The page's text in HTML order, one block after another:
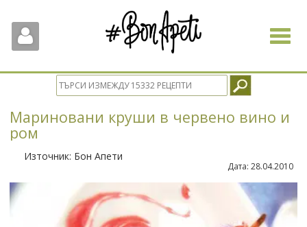
Toggle
Мариновани круши в червено вино и
ром
Източник: Бон Апети
Дата: 28.04.2010